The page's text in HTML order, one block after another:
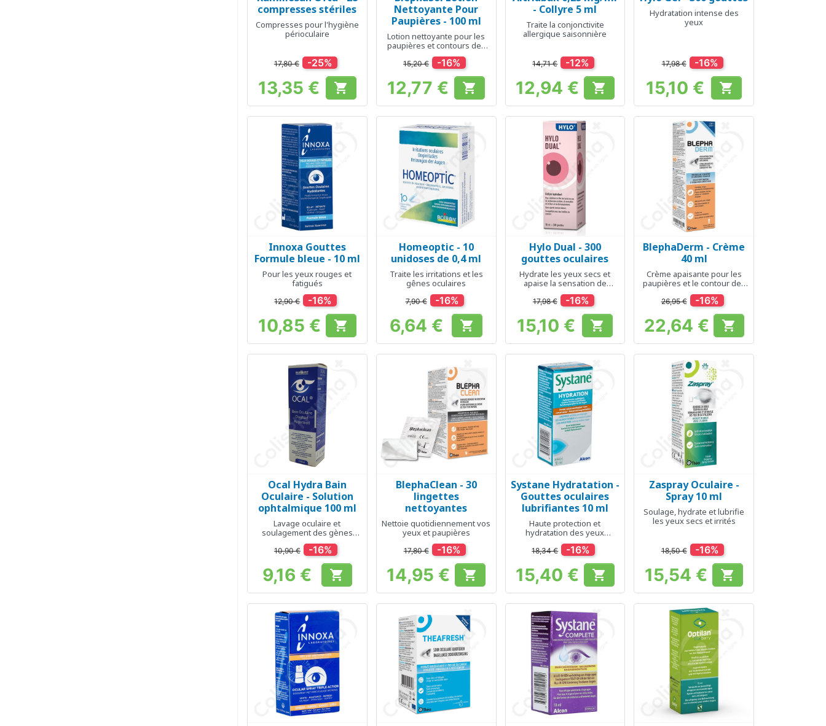
compresses stériles
Compresses pour l'hygiène
périoculaire
17,80 € -25%
Prix
13,35 € 
Nettoyante Pour
Paupières - 100 ml
Lotion nettoyante pour les
paupières et contours des
yeux
15,20 € -16%
Prix
12,77 € 
- Collyre 5 ml
Traite la conjonctivite
allergique saisonnière
14,71 € -12%
Prix
12,94 € 
Hydratation intense des
yeux
17,98 € -16%
Prix
15,10 € 
Aperçu rapide
Innoxa Gouttes
Formule bleue - 10 ml
Pour les yeux rouges et
fatigués
12,90 € -16%
Prix
10,85 € 
Aperçu rapide
Homeoptic - 10
unidoses de 0,4 ml
Traite les irritations et les
gênes oculaires
7,90 € -16%
Prix
6,64 € 
Aperçu rapide
Hylo Dual - 300
gouttes oculaires
Hydrate les yeux secs et
apaise la sensation de
brûlure
17,98 € -16%
Prix
15,10 € 
Aperçu rapide
BlephaDerm - Crème
40 ml
Crème apaisante pour les
paupières et le contour des
yeux
26,95 € -16%
Prix
22,64 € 
Aperçu rapide
Ocal Hydra Bain
Oculaire - Solution
ophtalmique 100 ml
Lavage oculaire et
soulagement des gènes
oculaires
10,90 € -16%
Prix
9,16 € 
Aperçu rapide
BlephaClean - 30
lingettes
nettoyantes
Nettoie quotidiennement vos
yeux et paupières
17,80 € -16%
Prix
14,95 € 
Aperçu rapide
Systane Hydratation -
Gouttes oculaires
lubrifiantes 10 ml
Haute protection et
hydratation des yeux
pendant la journée
18,34 € -16%
Prix
15,40 € 
Aperçu rapide
Zaspray Oculaire -
Spray 10 ml
Soulage, hydrate et lubrifie
les yeux secs et irrités
18,50 € -16%
Prix
15,54 € 